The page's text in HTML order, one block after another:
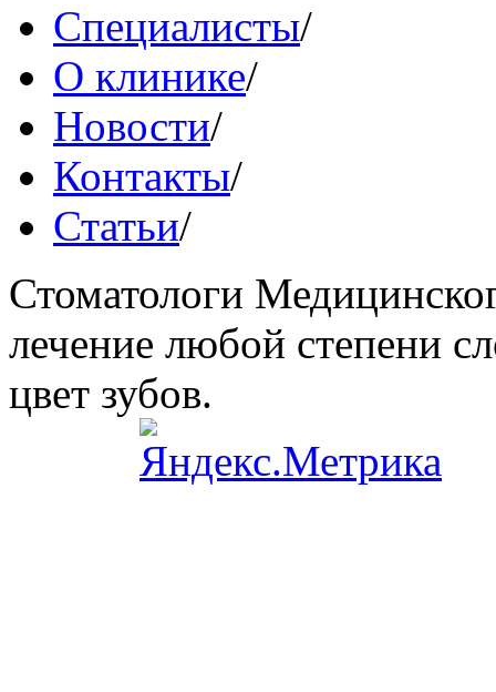
Специалисты/
О клинике/
Новости/
Контакты/
Статьи/
Стоматологи
лечение любой степени
цвет зубов.